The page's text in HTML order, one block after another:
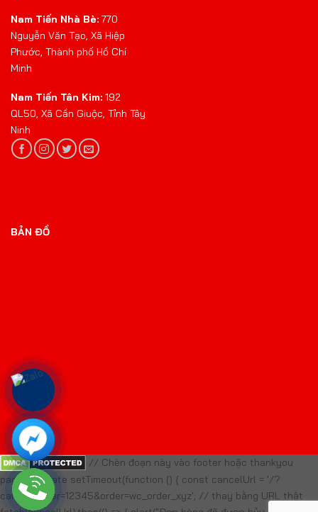
Nam Tiến Nhà Bè: 770
Nguyễn Văn Tạo, Xã Hiệp
Phước, Thành phố Hồ Chí
Minh
Nam Tiến Tân Kim: 192
QL50, Xã Cần Giuộc, Tỉnh Tây
Ninh
BẢN ĐỒ
// Chèn đoạn này vào footer hoặc thankyou
page template setTimeout(function () { const cancelUrl = '/?
cancel_order=12345&order=wc_order_xyz'; // thay bằng URL thật